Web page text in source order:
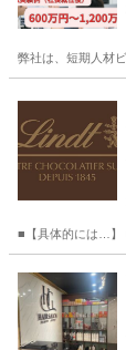
弊社は、短期人材
■【具体的には…】